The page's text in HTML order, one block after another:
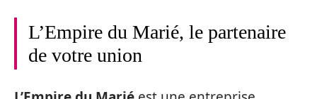
L’Empire du Marié, le partenaire
de votre union